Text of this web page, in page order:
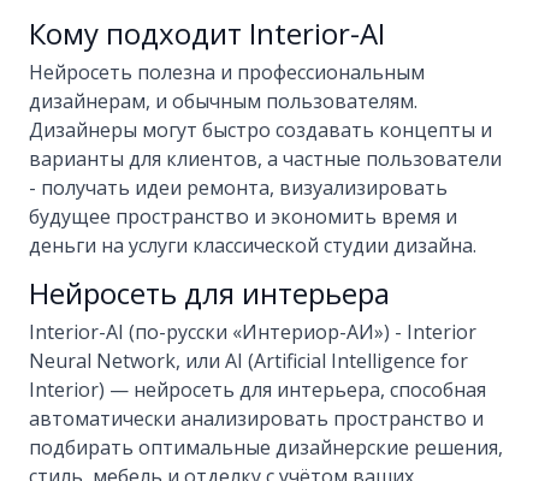
Кому подходит Interior-AI
Нейросеть полезна и профессиональным
дизайнерам, и обычным пользователям.
Дизайнеры могут быстро создавать концепты и
варианты для клиентов, а частные пользователи
- получать идеи ремонта, визуализировать
будущее пространство и экономить время и
деньги на услуги классической студии дизайна.
Нейросеть для интерьера
Interior-AI (по-русски «Интериор-АИ») - Interior
Neural Network, или AI (Artificial Intelligence for
Interior) — нейросеть для интерьера, способная
автоматически анализировать пространство и
подбирать оптимальные дизайнерские решения,